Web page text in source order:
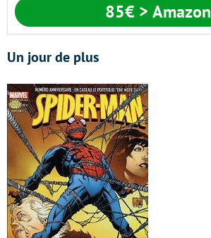
85€ > Amazon
Un jour de plus